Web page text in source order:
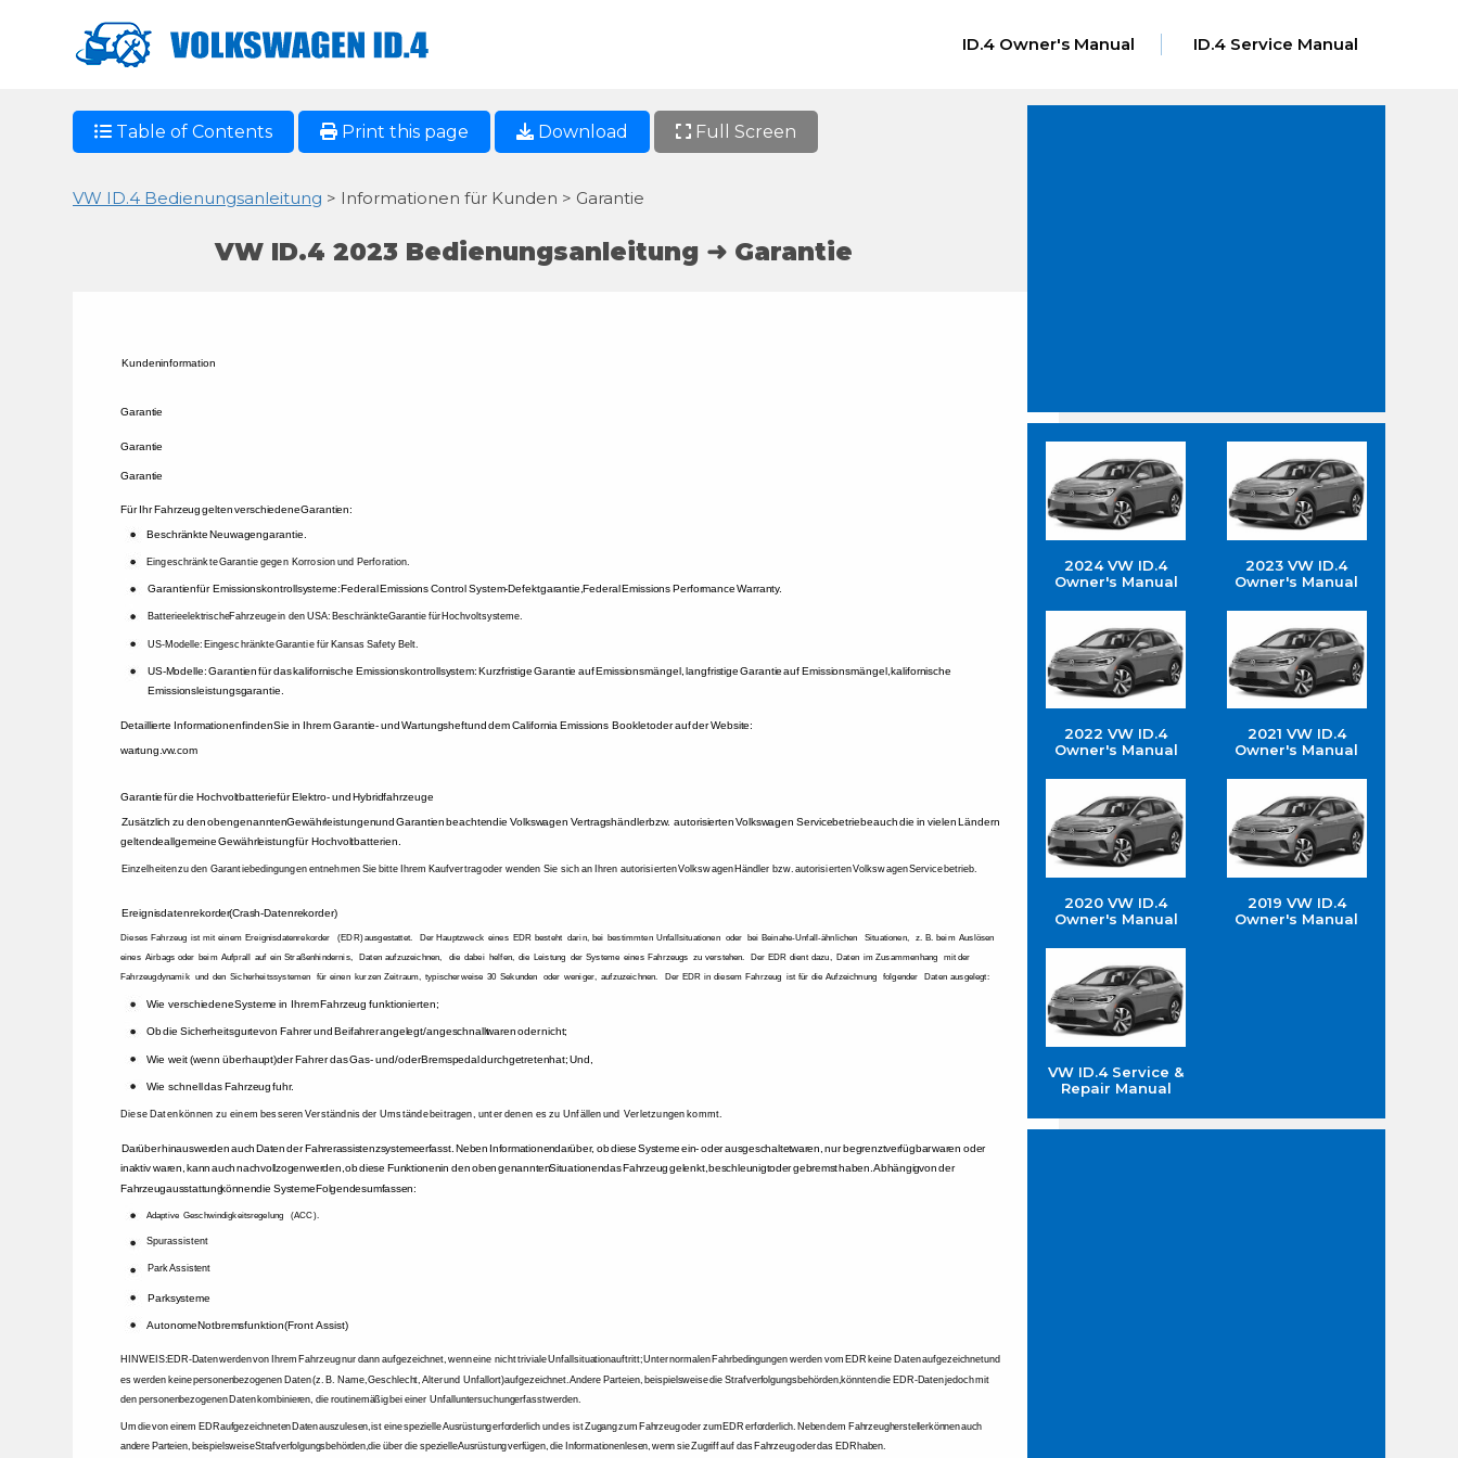
ID.4 Owner's Manual ID.4 Service Manual
Table of Contents Print this page Download Full Screen
VW ID.4 Bedienungsanleitung > Informationen für Kunden > Garantie
VW ID.4 2023 Bedienungsanleitung ➜ Garantie
Zusätzlich zu den oben genannten Gewährleistungen und Garantien beachten die Volkswagen Vertragshändler bzw. autorisierten Volkswagen Servicebetriebe auch die in vielen Ländern
geltende allgemeine Gewährleistung für Hochvoltbatterien.
Beschränkte Neuwagengarantie.
Darüber hinaus werden auch Daten der Fahrerassistenzsysteme erfasst. Neben Informationen darüber, ob diese Systeme ein- oder ausgeschaltet waren, nur begrenzt verfügbar waren oder
inaktiv waren, kann auch nachvollzogen werden, ob diese Funktionen in den oben genannten Situationen das Fahrzeug gelenkt, beschleunigt oder gebremst haben. Abhängig von der
Fahrzeugausstattung können die Systeme Folgendes umfassen:
wartung.vw.com
Garantie
Wie schnell das Fahrzeug fuhr.
Um die von einem EDR aufgezeichneten Daten auszulesen, ist eine spezielle Ausrüstung erforderlich und es ist Zugang zum Fahrzeug oder zum EDR erforderlich. Neben dem Fahrzeughersteller können auch
andere Parteien, beispielsweise Strafverfolgungsbehörden, die über die spezielle Ausrüstung verfügen, die Informationen lesen, wenn sie Zugriff auf das Fahrzeug oder das EDR haben.
Ob die Sicherheitsgurte von Fahrer und Beifahrer angelegt/angeschnallt waren oder nicht;
Garantie
US-Modelle: Garantien für das kalifornische Emissionskontrollsystem: Kurzfristige Garantie auf Emissionsmängel, langfristige Garantie auf Emissionsmängel, kalifornische
Emissionsleistungsgarantie.
Autonome Notbremsfunktion (Front Assist)
Dieses Fahrzeug ist mit einem Ereignisdatenrekorder (EDR) ausgestattet. Der Hauptzweck eines EDR besteht darin, bei bestimmten Unfallsituationen oder bei Beinahe-Unfall-ähnlichen Situationen, z. B. beim Auslösen
eines Airbags oder beim Aufprall auf ein Straßenhindernis, Daten aufzuzeichnen, die dabei helfen, die Leistung der Systeme eines Fahrzeugs zu verstehen. Der EDR dient dazu, Daten im Zusammenhang mit der
Fahrzeugdynamik und den Sicherheitssystemen für einen kurzen Zeitraum, typischerweise 30 Sekunden oder weniger, aufzuzeichnen. Der EDR in diesem Fahrzeug ist für die Aufzeichnung folgender Daten ausgelegt:
Batterieelektrische Fahrzeuge in den USA: Beschränkte Garantie für Hochvoltsysteme.
Park Assistent
Adaptive Geschwindigkeitsregelung (ACC).
Eingeschränkte Garantie gegen Korrosion und Perforation.
Einzelheiten zu den Garantiebedingungen entnehmen Sie bitte Ihrem Kaufvertrag oder wenden Sie sich an Ihren autorisierten Volkswagen Händler bzw. autorisierten Volkswagen Servicebetrieb.
Diese Daten können zu einem besseren Verständnis der Umstände beitragen, unter denen es zu Unfällen und Verletzungen kommt.
Für Ihr Fahrzeug gelten verschiedene Garantien:
Garantie für die Hochvoltbatterie für Elektro- und Hybridfahrzeuge
HINWEIS: EDR-Daten werden von Ihrem Fahrzeug nur dann aufgezeichnet, wenn eine nicht triviale Unfallsituation auftritt; Unter normalen Fahrbedingungen werden vom EDR keine Daten aufgezeichnet und
es werden keine personenbezogenen Daten (z. B. Name, Geschlecht, Alter und Unfallort) aufgezeichnet. Andere Parteien, beispielsweise die Strafverfolgungsbehörden, könnten die EDR-Daten jedoch mit
den personenbezogenen Daten kombinieren, die routinemäßig bei einer Unfalluntersuchung erfasst werden.
Garantie
Detaillierte Informationen finden Sie in Ihrem Garantie- und Wartungsheft und dem California Emissions Booklet oder auf der Website:
Wie weit (wenn überhaupt) der Fahrer das Gas- und/oder Bremspedal durchgetreten hat; Und,
Parksysteme
US-Modelle: Eingeschränkte Garantie für Kansas Safety Belt.
Kundeninformation
Wie verschiedene Systeme in Ihrem Fahrzeug funktionierten;
Garantien für Emissionskontrollsysteme: Federal Emissions Control System-Defektgarantie, Federal Emissions Performance Warranty.
Ereignisdatenrekorder (Crash-Datenrekorder)
Spurassistent
2024 VW ID.4
Owner's Manual
2023 VW ID.4
Owner's Manual
2022 VW ID.4
Owner's Manual
2021 VW ID.4
Owner's Manual
2020 VW ID.4
Owner's Manual
2019 VW ID.4
Owner's Manual
VW ID.4 Service &
Repair Manual